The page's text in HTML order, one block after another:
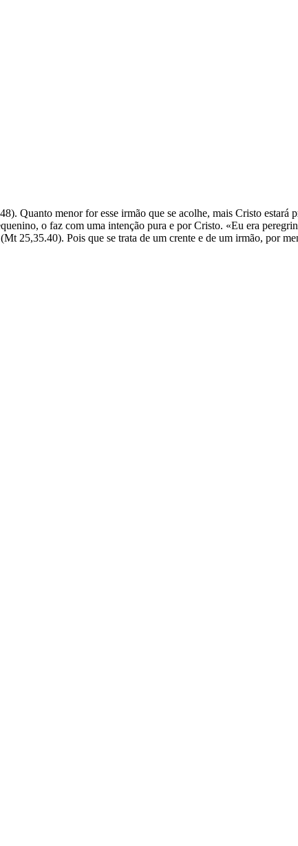
Quanto menor for esse irmão que se acolhe, mais Cristo estará
o faz com uma intenção pura e por Cristo. «Eu era
25,35.40). Pois que se trata de um crente e de um irmão, por